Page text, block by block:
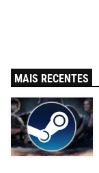
MAIS RECENTES